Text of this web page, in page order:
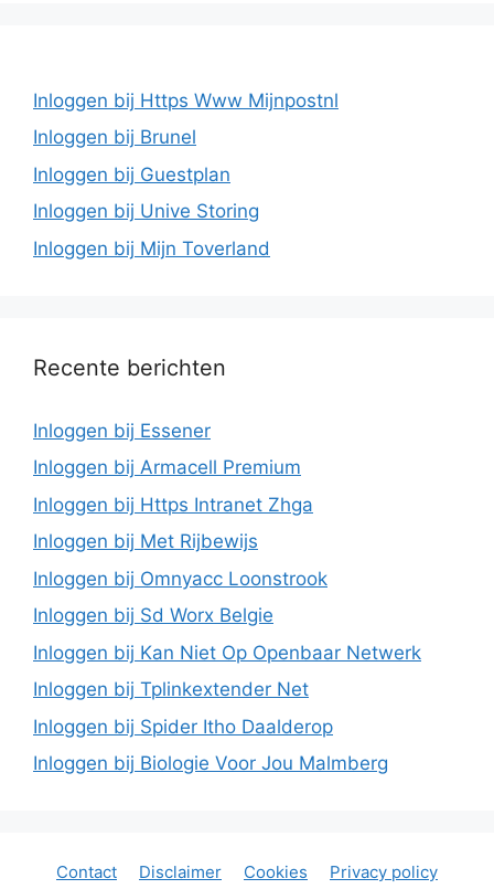
Inloggen bij Https Www Mijnpostnl
Inloggen bij Brunel
Inloggen bij Guestplan
Inloggen bij Unive Storing
Inloggen bij Mijn Toverland
Recente berichten
Inloggen bij Essener
Inloggen bij Armacell Premium
Inloggen bij Https Intranet Zhga
Inloggen bij Met Rijbewijs
Inloggen bij Omnyacc Loonstrook
Inloggen bij Sd Worx Belgie
Inloggen bij Kan Niet Op Openbaar Netwerk
Inloggen bij Tplinkextender Net
Inloggen bij Spider Itho Daalderop
Inloggen bij Biologie Voor Jou Malmberg
Contact Disclaimer Cookies Privacy policy